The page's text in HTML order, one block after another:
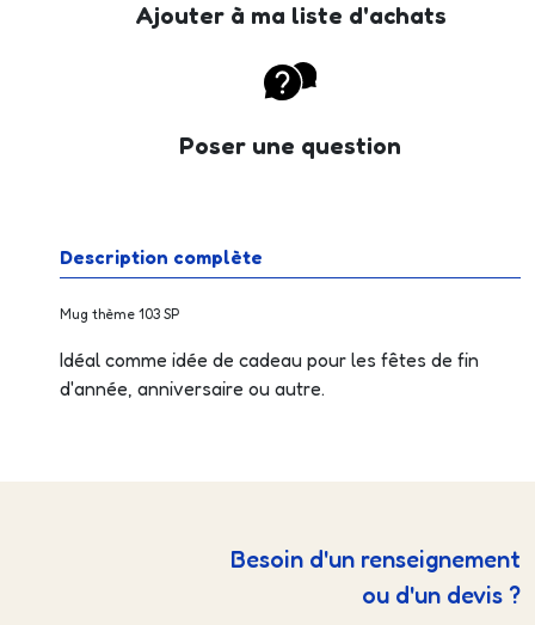
Ajouter à ma liste d'achats
Poser une question
Description complète
Mug thème 103 SP
Idéal comme idée de cadeau pour les fêtes de fin
d'année, anniversaire ou autre.
Besoin d'un renseignement
ou d'un devis ?